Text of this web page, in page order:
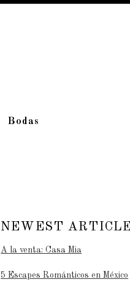
Bodas
NEWEST
A la venta: Casa Mia
5 Escapes Románticos en México